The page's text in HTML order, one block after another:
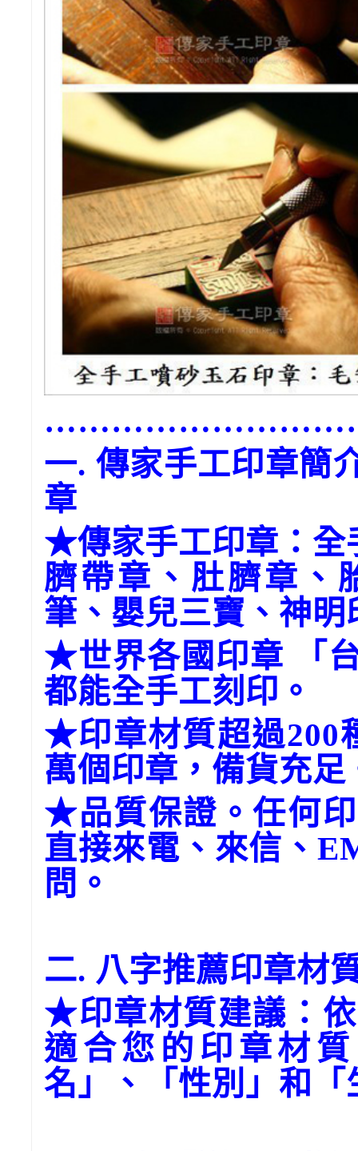
一. 傳家手工印章簡
章
★傳家手工印章：全
臍帶章、肚臍章、
筆、嬰兒三寶、神
★世界各國印章 「
都能全手工刻印。
★印章材質超過200
萬個印章，備貨充足
★品質保證。任何
直接來電、來信、
問。
二. 八字推薦印章材
★印章材質建議：
適合您的印章材
名」、「性別」和